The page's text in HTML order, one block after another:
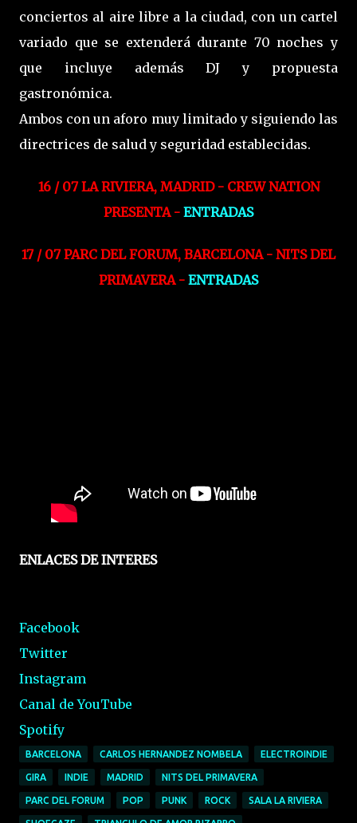
conciertos al aire libre a la ciudad, con un cartel
variado que se extenderá durante 70 noches y
que incluye además DJ y propuesta
gastronómica.
Ambos con un aforo muy limitado y siguiendo las
directrices de salud y seguridad establecidas.
16 / 07 LA RIVIERA, MADRID - CREW NATION
PRESENTA - ENTRADAS
17 / 07 PARC DEL FORUM, BARCELONA - NITS DEL
PRIMAVERA - ENTRADAS
ENLACES DE INTERES
Facebook
Twitter
Instagram
Canal de YouTube
Spotify
BARCELONA CARLOS HERNANDEZ NOMBELA ELECTROINDIE
GIRA INDIE MADRID NITS DEL PRIMAVERA
PARC DEL FORUM POP PUNK ROCK SALA LA RIVIERA